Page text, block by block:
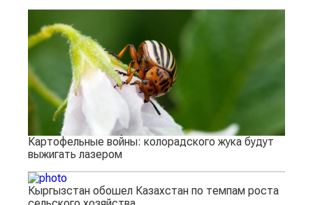
Картофельные войны: колорадского жука будут
выжигать лазером
Кыргызстан обошел Казахстан по темпам роста